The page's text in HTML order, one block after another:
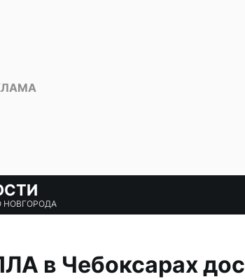
НОВГОРОДА
в Чебоксарах